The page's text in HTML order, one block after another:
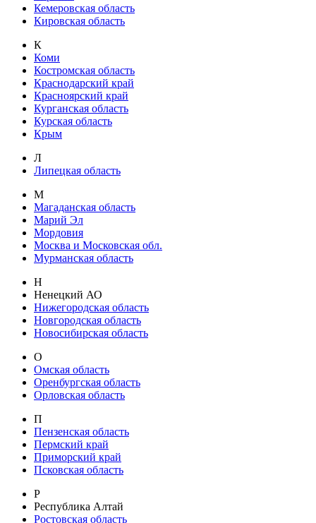
Кемеровская область
Кировская область
К
Коми
Костромская область
Краснодарский край
Красноярский край
Курганская область
Курская область
Крым
Л
Липецкая область
М
Магаданская область
Марий Эл
Мордовия
Москва и Московская обл.
Мурманская область
Н
Ненецкий АО
Нижегородская область
Новгородская область
Новосибирская область
О
Омская область
Оренбургская область
Орловская область
П
Пензенская область
Пермский край
Приморский край
Псковская область
Р
Республика Алтай
Ростовская область